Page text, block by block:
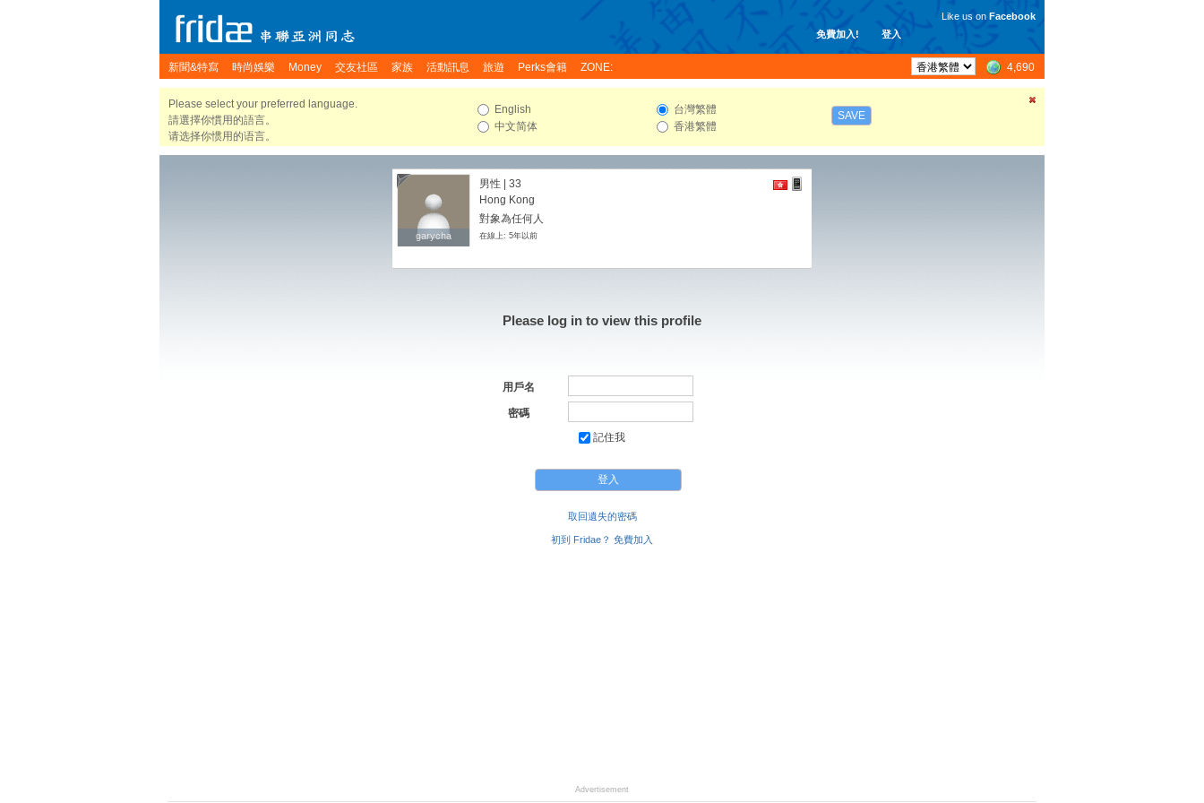
免費加入! 登入
Like us on Facebook
新聞&特寫 時尚娛樂 Money 交友社區 家族 活動訊息 旅遊 Perks會籍 ZONE: 4,690
Please select your preferred language.
請選擇你慣用的語言。
请选择你惯用的语言。
English
中文简体
台灣繁體
香港繁體
SAVE
garycha
garycha
男性 | 33
Hong Kong
對象為任何人
在線上: 5年以前
Please log in to view this profile
用戶名
密碼
記住我
取回遺失的密碼
初到 Fridae？ 免費加入
Advertisement